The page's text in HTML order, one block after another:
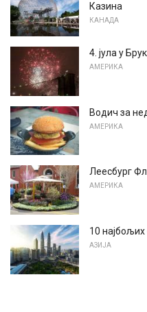
Казина
КАНАДА
4. јула у
АМЕРИКА
Водич за
АМЕРИКА
Леесбург
АМЕРИКА
10
АЗИЈА